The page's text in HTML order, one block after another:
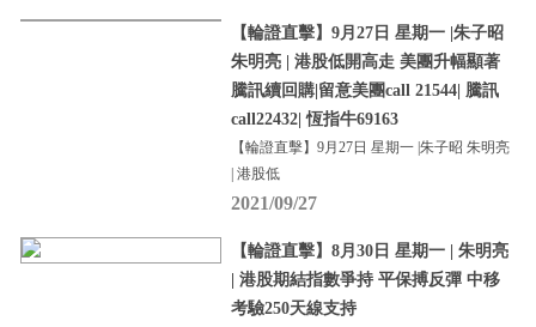
【輪證直擊】9月27日 星期一 |朱子昭
朱明亮 | 港股低開高走 美團升幅顯著
騰訊續回購|留意美團call 21544| 騰訊
call22432| 恆指牛69163
【輪證直擊】9月27日 星期一 |朱子昭 朱明亮
| 港股低
2021/09/27
【輪證直擊】8月30日 星期一 | 朱明亮
| 港股期結指數爭持 平保搏反彈 中移
考驗250天線支持